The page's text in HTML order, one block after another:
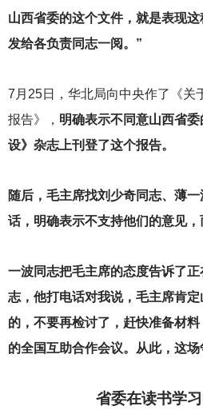
山西省委的这个文件，就是表现
发给各负责同志一阅。”
7 月25日，华北局向中央作了《关
报告》， 明确表示不同意山西省
设》杂志上刊登了这个报告。
随后，毛主席找刘少奇同志、薄
话，明确表示不支持他们的意见，
一波同志把毛主席的态度告诉了
志，他打电话对我说，毛主席肯
的，不要再检讨了，赶快准备材
的全国互助合作会议。从此，这场
省委在读书学